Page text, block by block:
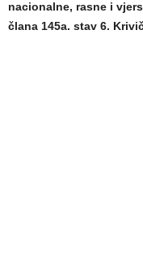
nacionalne, rasne i
člana 145a. stav 6.